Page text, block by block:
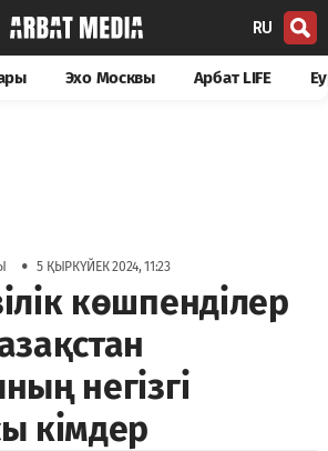
RU
Эхо Москвы Арбат LIFE
• 5 ҚЫРКҮЙЕК 2024, 11:23
көшпенділер
негізгі
кімдер